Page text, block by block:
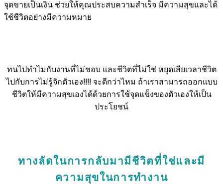
จุดขายเป็นเงิน ช่วยให้คุณประสบความสำเร็จ มีความสุขและได้
ใช้ชีวิตอย่างมีความหมาย
ทนไปทำไมกับงานที่ไม่ชอบ และชีวิตที่ไม่ใช่ หยุดเสียเวลาชีวิต
ไปกับการไม่รู้จักตัวเอง!!!! จะดีกว่าไหม ถ้าเราสามารถออกแบบ
ชีวิตให้มีความสุขเองได้ด้วยการใช้จุดแข็งของตัวเองให้เป็น
ประโยชน์
ทางลัดในการกลับมามีชีวิตที่ใช่และมี
ความสุขในการทำงาน